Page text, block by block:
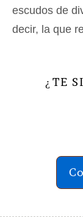
escudos de
decir, la que
¿ TE